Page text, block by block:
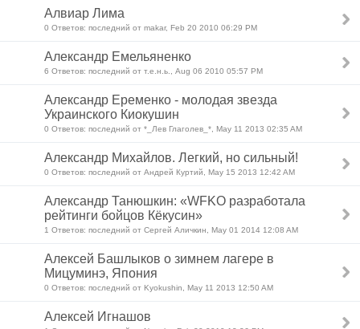
Алвиар Лима
0 Ответов: последний от makar, Feb 20 2010 06:29 PM
Александр Емельяненко
6 Ответов: последний от т.е.н.ь., Aug 06 2010 05:57 PM
Александр Еременко - молодая звезда
Украинского Киокушин
0 Ответов: последний от *_Лев Глаголев_*, May 11 2013 02:35 AM
Александр Михайлов. Легкий, но сильный!
0 Ответов: последний от Андрей Куртий, May 15 2013 12:42 AM
Александр Танюшкин: «WFKO разработала
рейтинги бойцов Кёкусин»
1 Ответов: последний от Сергей Аличкин, May 01 2014 12:08 AM
Алексей Башлыков о зимнем лагере в
Мицуминэ, Япония
0 Ответов: последний от Kyokushin, May 11 2013 12:50 AM
Алексей Игнашов